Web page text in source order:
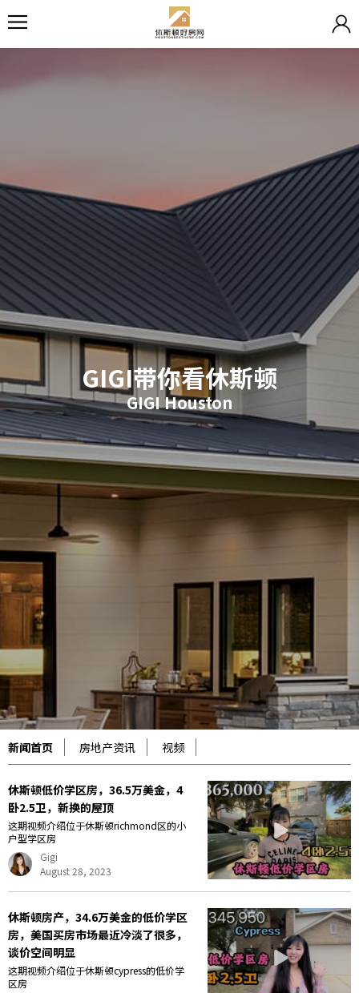
GIGI带你看休斯顿
GIGI Houston
新闻首页 房地产资讯 视频
休斯顿低价学区房，36.5万美金，4
卧2.5卫，新换的屋顶
这期视频介绍位于休斯顿richmond区的小
户型学区房
Gigi
August 28, 2023
休斯顿房产，34.6万美金的低价学区
房，美国买房市场最近冷淡了很多，
谈价空间明显
这期视频介绍位于休斯顿cypress的低价学
区房